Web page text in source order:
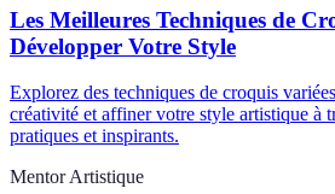
Les Meilleures Techniques de
Développer Votre Style
Explorez des techniques de croquis
créativité et affiner votre style artistique à
pratiques et inspirants.
Mentor Artistique